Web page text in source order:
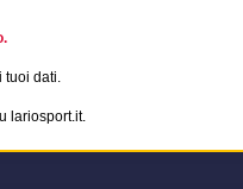
tuoi dati.
lariosport.it.